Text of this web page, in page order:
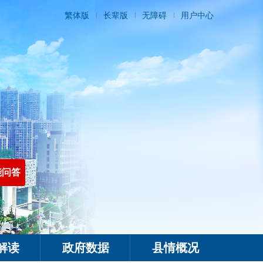
繁体版 长辈版 无障碍 用户中心
答
读 政府数据 县情概况